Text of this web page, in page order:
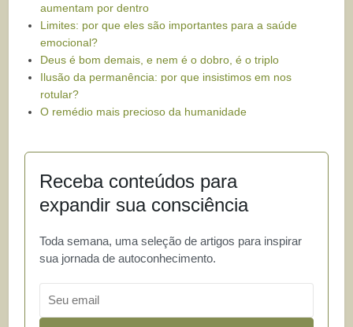
aumentam por dentro
Limites: por que eles são importantes para a saúde
emocional?
Deus é bom demais, e nem é o dobro, é o triplo
Ilusão da permanência: por que insistimos em nos
rotular?
O remédio mais precioso da humanidade
Receba conteúdos para
expandir sua consciência
Toda semana, uma seleção de artigos para inspirar
sua jornada de autoconhecimento.